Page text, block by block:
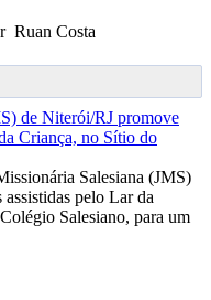
Ruan Costa
Salesiana (JMS)
pelo Lar da
Salesiano, para um